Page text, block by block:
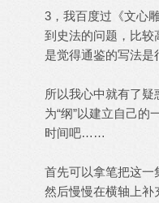
3，我百度过《文心
到史法的问题，比较
是觉得通鉴的写法是
所以我心中就有了
为“纲”以建立自己
时间吧……
首先可以拿笔把这一
然后慢慢在横轴上补